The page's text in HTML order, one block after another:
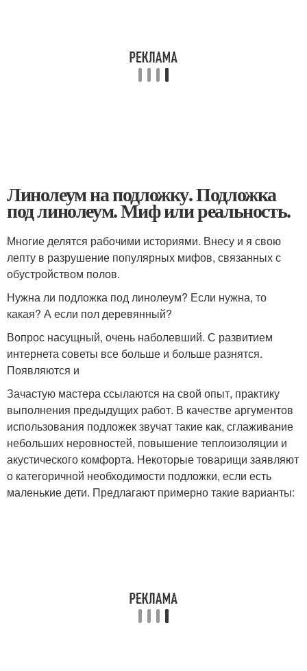
Линолеум на подложку. Подложка
под линолеум. Миф или реальность.
Многие делятся рабочими историями. Внесу и я свою
лепту в разрушение популярных мифов, связанных с
обустройством полов.
Нужна ли подложка под линолеум? Если нужна, то
какая? А если пол деревянный?
Вопрос насущный, очень наболевший. С развитием
интернета советы все больше и больше разнятся.
Появляются и
Зачастую мастера ссылаются на свой опыт, практику
выполнения предыдущих работ. В качестве аргументов
использования подложек звучат такие как, сглаживание
небольших неровностей, повышение теплоизоляции и
акустического комфорта. Некоторые товарищи заявляют
о категоричной необходимости подложки, если есть
маленькие дети. Предлагают примерно такие варианты: